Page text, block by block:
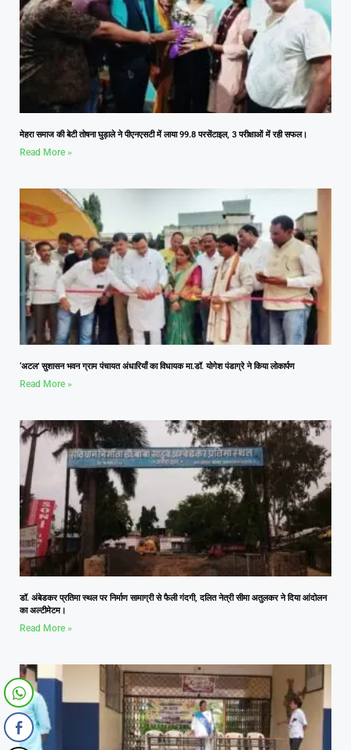
मेहरा समाज की बेटी तोषना घुड़ाले ने पीएनएसटी में लाया 99.8 परसेंटाइल, 3 परीक्षाओं में रही सफल।
Read More »
‘अटल’ सुशासन भवन ग्राम पंचायत अंधारियाँ का विधायक मा.डॉ. योगेश पंडाग्रे ने किया लोकार्पण
Read More »
डॉ. अंबेडकर प्रतिमा स्थल पर निर्माण सामाग्री से फैली गंदगी, दलित नेत्री सीमा अतुलकर ने दिया आंदोलन
का अल्टीमेटम।
Read More »